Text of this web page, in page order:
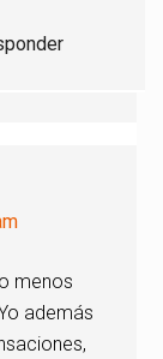
menos
además